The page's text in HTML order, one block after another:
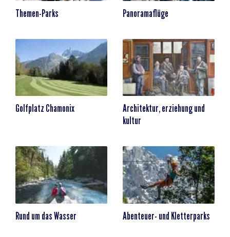
Themen-Parks Panoramaflüge
Golfplatz Chamonix
Architektur, erziehung und
kultur
Rund um das Wasser Abenteuer- und Kletterparks